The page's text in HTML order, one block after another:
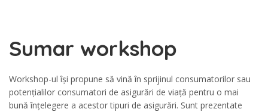
Sumar workshop
Workshop-ul își propune să vină în sprijinul consumatorilor sau
potențialilor consumatori de asigurări de viață pentru o mai
bună înțelegere a acestor tipuri de asigurări. Sunt prezentate